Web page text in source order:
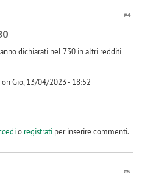
#4
dichiarati nel 730 in altri redditi
Gio, 13/04/2023 - 18:52
o registratiper inserire commenti.
#5